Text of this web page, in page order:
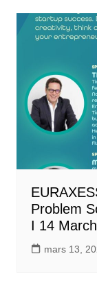
Problem
I 14
mars 13,